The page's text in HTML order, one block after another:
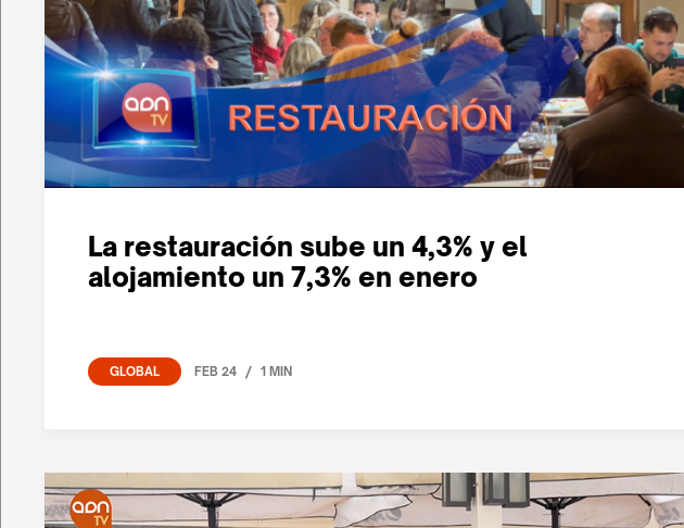
La restauración sube un 4,3% y el
alojamiento un 7,3% en enero
GLOBAL FEB 24 / 1 MIN